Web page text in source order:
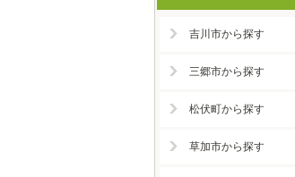
吉川市から探す
三郷市から探す
松伏町から探す
草加市から探す